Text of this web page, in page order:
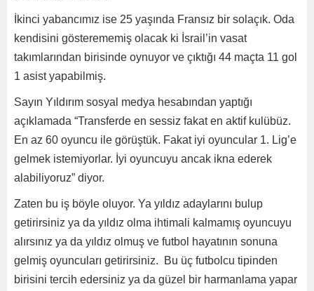
İkinci yabancımız ise 25 yaşında Fransız bir solaçık. Oda
kendisini gösterememiş olacak ki İsrail’in vasat
takımlarından birisinde oynuyor ve çıktığı 44 maçta 11 gol
1 asist yapabilmiş.
Sayın Yıldırım sosyal medya hesabından yaptığı
açıklamada “Transferde en sessiz fakat en aktif kulübüz.
En az 60 oyuncu ile görüştük. Fakat iyi oyuncular 1. Lig’e
gelmek istemiyorlar. İyi oyuncuyu ancak ikna ederek
alabiliyoruz” diyor.
Zaten bu iş böyle oluyor. Ya yıldız adaylarını bulup
getirirsiniz ya da yıldız olma ihtimali kalmamış oyuncuyu
alırsınız ya da yıldız olmuş ve futbol hayatının sonuna
gelmiş oyuncuları getirirsiniz. Bu üç futbolcu tipinden
birisini tercih edersiniz ya da güzel bir harmanlama yapar